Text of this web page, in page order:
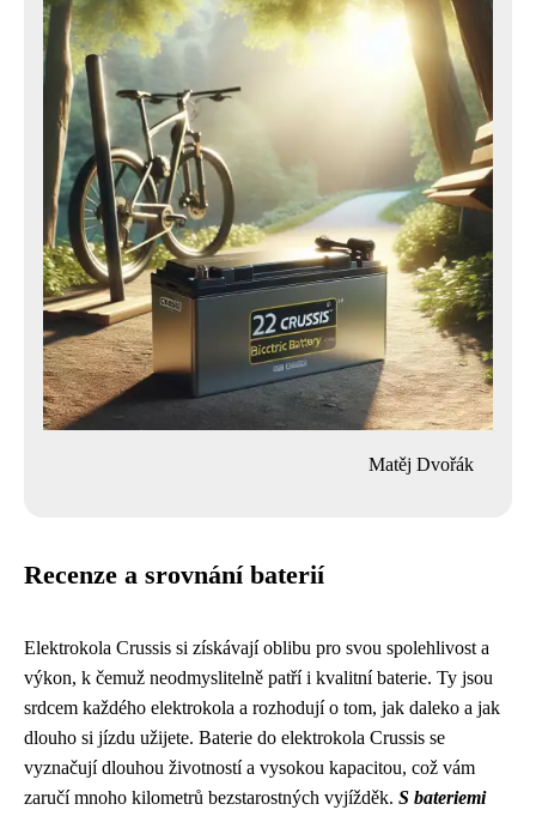
Matěj Dvořák
Recenze a srovnání baterií
Elektrokola Crussis si získávají oblibu pro svou spolehlivost a
výkon, k čemuž neodmyslitelně patří i kvalitní baterie. Ty jsou
srdcem každého elektrokola a rozhodují o tom, jak daleko a jak
dlouho si jízdu užijete. Baterie do elektrokola Crussis se
vyznačují dlouhou životností a vysokou kapacitou, což vám
zaručí mnoho kilometrů bezstarostných vyjížděk. S bateriemi